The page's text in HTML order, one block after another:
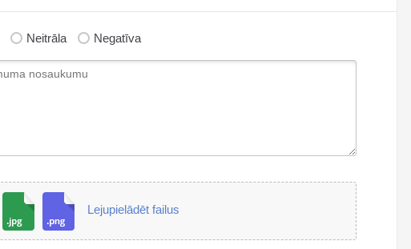
Neitrāla Negatīva
Lejupielādēt failus